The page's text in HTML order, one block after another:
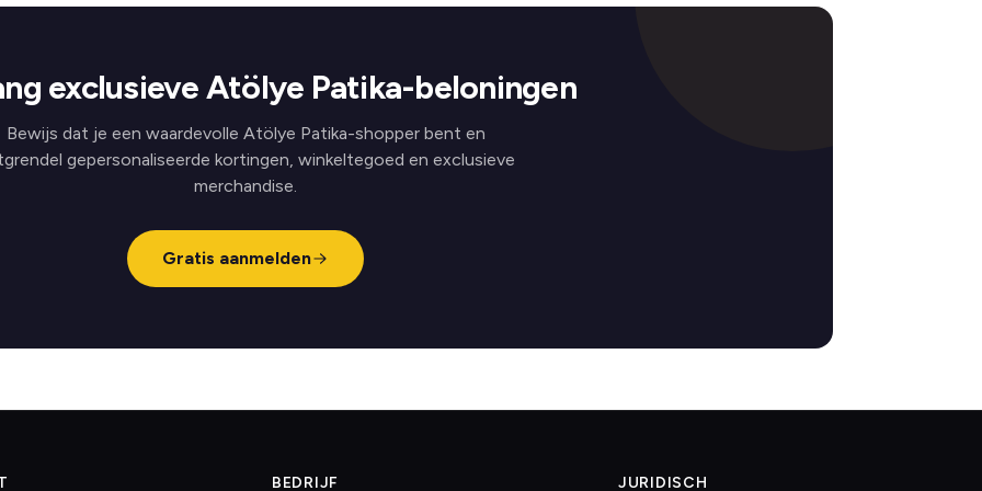
exclusieve Atölye Patika-beloningen
Bewijs dat je een waardevolle Atölye Patika-shopper bent en
gepersonaliseerde kortingen, winkeltegoed en exclusieve
merchandise.
Gratis aanmelden
BEDRIJF JURIDISCH